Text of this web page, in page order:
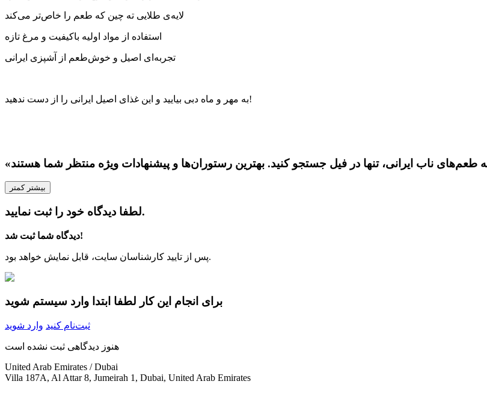
لایه‌ی طلایی ته چین که طعم را خاص‌تر می‌کند
تجربه‌ای اصیل و خوش‌طعم از آشپزی ایرانی
به مهر و ماه دبی بیایید و این غذای اصیل ایرانی را از دست ندهید!
بیشتر کمتر
لطفا دیدگاه خود را ثبت نمایید.
دیدگاه شما ثبت شد!
پس از تایید کارشناسان سایت، قابل نمایش خواهد بود.
برای انجام این کار لطفا ابتدا وارد سیستم شوید
ثبت‌نام کنید وارد شوید
هنوز دیدگاهی ثبت نشده است
United Arab Emirates / Dubai
Villa 187A, Al Attar 8, Jumeirah 1, Dubai, United Arab Emirates